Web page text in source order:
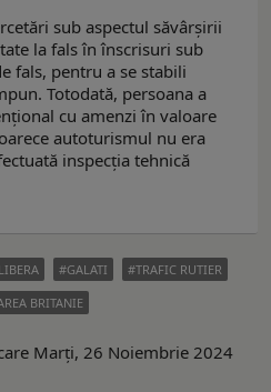
sub aspectul săvârşirii
la fals în înscrisuri sub
fals, pentru a se stabili
Totodată, persoana a
cu amenzi în valoare
autoturismul nu era
inspecția tehnică
GALATI
TRAFIC RUTIER
BRITANIE
Marți, 26 Noiembrie 2024